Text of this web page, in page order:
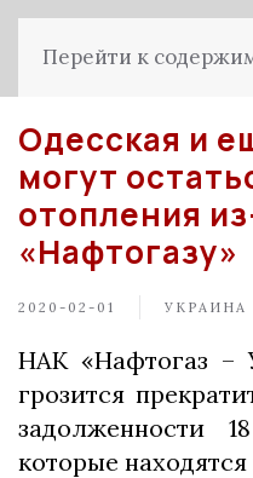
Перейти к
Одесская и
могут
отопления
«Нафтогазу»
2020-02-01 УКРАИНА
НАК «Нафтогаз –
грозится
задолженности
которые